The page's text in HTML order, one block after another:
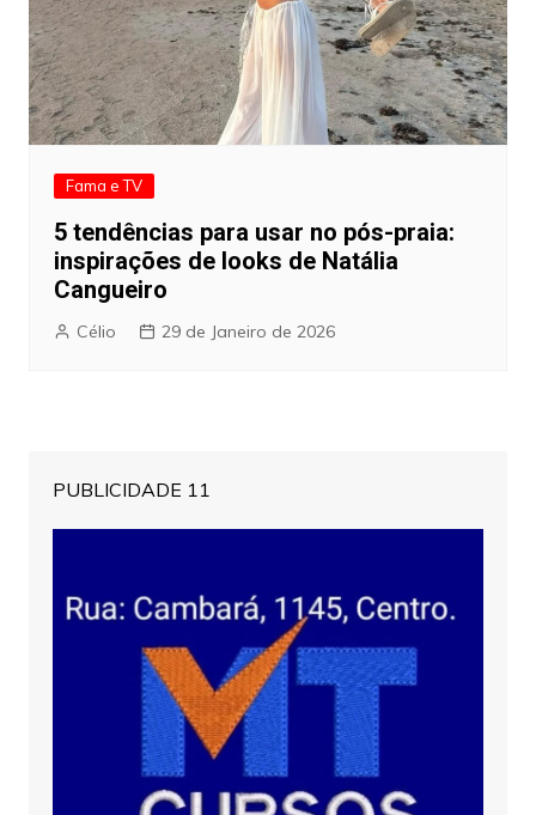
Fama e TV
5 tendências para usar no pós-praia:
inspirações de looks de Natália
Cangueiro
Célio 29 de Janeiro de 2026
PUBLICIDADE 11